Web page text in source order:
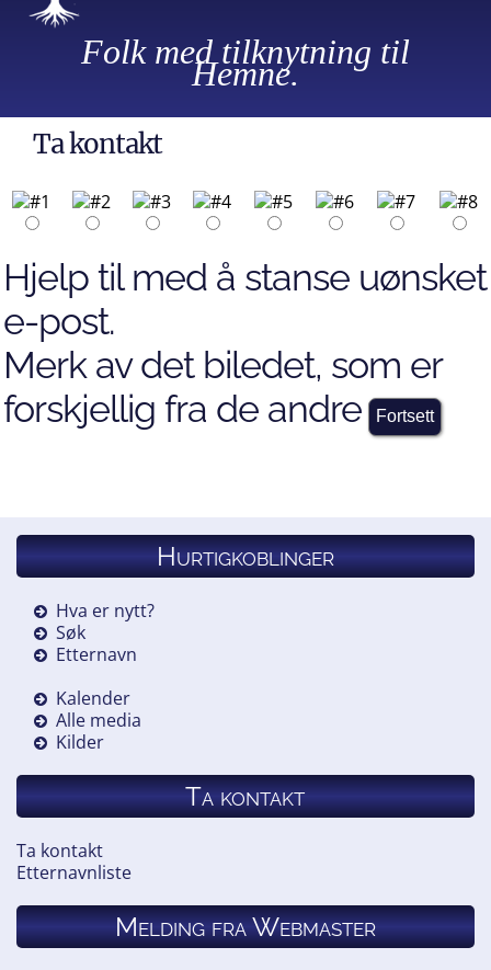
Folk med tilknytning til
Hemne.
Ta kontakt
Hjelp til med å stanse uønsket
e-post.
Merk av det biledet, som er
forskjellig fra de andre
Hurtigkoblinger
Hva er nytt?
Søk
Etternavn
Kalender
Alle media
Kilder
Ta kontakt
Ta kontakt
Etternavnliste
Melding fra Webmaster